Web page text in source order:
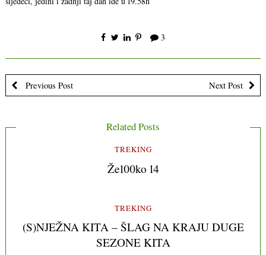
3
Previous Post Next Post
Related Posts
TREKING
Že100ko 14
TREKING
(S)NJEŽNA KITA – ŠLAG NA KRAJU DUGE
SEZONE KITA